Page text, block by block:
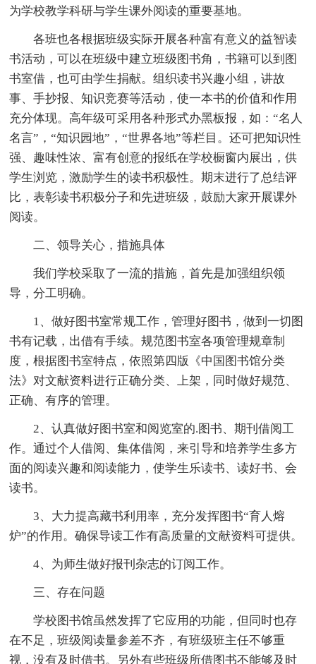
为学校教学科研与学生课外阅读的重要基地。
各班也各根据班级实际开展各种富有意义的益智读
书活动，可以在班级中建立班级图书角，书籍可以到图
书室借，也可由学生捐献。组织读书兴趣小组，讲故
事、手抄报、知识竞赛等活动，使一本书的价值和作用
充分体现。高年级可采用各种形式办黑板报，如：“名人
名言”，“知识园地”，“世界各地”等栏目。还可把知识性
强、趣味性浓、富有创意的报纸在学校橱窗内展出，供
学生浏览，激励学生的读书积极性。期末进行了总结评
比，表彰读书积极分子和先进班级，鼓励大家开展课外
阅读。
二、领导关心，措施具体
我们学校采取了一流的措施，首先是加强组织领
导，分工明确。
1、做好图书室常规工作，管理好图书，做到一切图
书有记载，出借有手续。规范图书室各项管理规章制
度，根据图书室特点，依照第四版《中国图书馆分类
法》对文献资料进行正确分类、上架，同时做好规范、
正确、有序的管理。
2、认真做好图书室和阅览室的.图书、期刊借阅工
作。通过个人借阅、集体借阅，来引导和培养学生多方
面的阅读兴趣和阅读能力，使学生乐读书、读好书、会
读书。
3、大力提高藏书利用率，充分发挥图书“育人熔
炉”的作用。确保导读工作有高质量的文献资料可提供。
4、为师生做好报刊杂志的订阅工作。
三、存在问题
学校图书馆虽然发挥了它应用的功能，但同时也存
在不足，班级阅读量参差不齐，有班级班主任不够重
视，没有及时借书。另外有些班级所借图书不能够及时